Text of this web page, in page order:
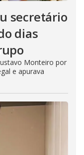
secretário
dias
Monteiro por
e apurava